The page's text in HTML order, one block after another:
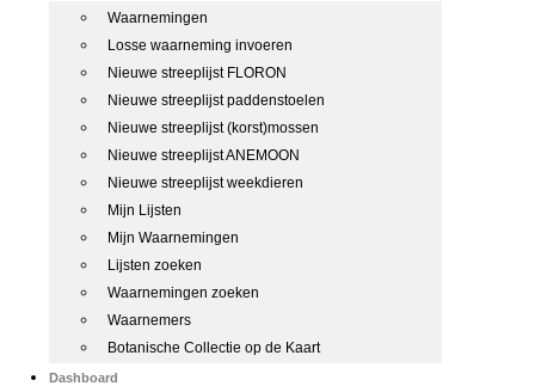
Waarnemingen
Losse waarneming invoeren
Nieuwe streeplijst FLORON
Nieuwe streeplijst paddenstoelen
Nieuwe streeplijst (korst)mossen
Nieuwe streeplijst ANEMOON
Nieuwe streeplijst weekdieren
Mijn Lijsten
Mijn Waarnemingen
Lijsten zoeken
Waarnemingen zoeken
Waarnemers
Botanische Collectie op de Kaart
Dashboard